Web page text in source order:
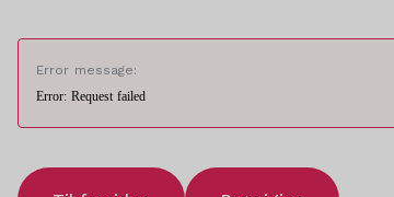
Error message:
Error: Request failed